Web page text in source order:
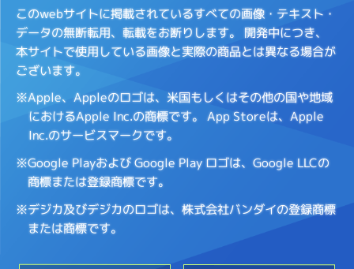
このwebサイトに掲載されているすべての画像・テキスト・
データの無断転用、転載をお断りします。 開発中につき、
本サイトで使用している画像と実際の商品とは異なる場合が
ございます。
※Apple、Appleのロゴは、米国もしくはその他の国や地域
におけるApple Inc.の商標です。 App Storeは、Apple
Inc.のサービスマークです。
※Google Playおよび Google Play ロゴは、Google LLCの
商標または登録商標です。
※デジカ及びデジカのロゴは、株式会社バンダイの登録商標
または商標です。